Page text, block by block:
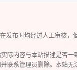
发布时均经过人工审核，
际内容与本站描述是否一
联系管理员删除。本站无